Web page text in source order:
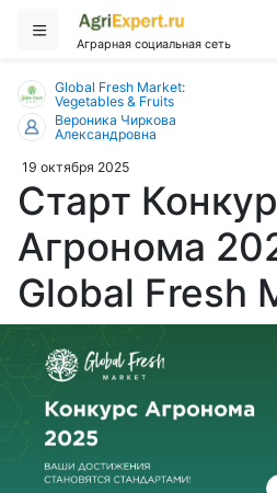
Аграрная социальная сеть
Global Fresh Market:
Vegetables & Fruits
Вероника Чиркова
Александровна
19 октября 2025
Старт
Агронома
Global Fresh